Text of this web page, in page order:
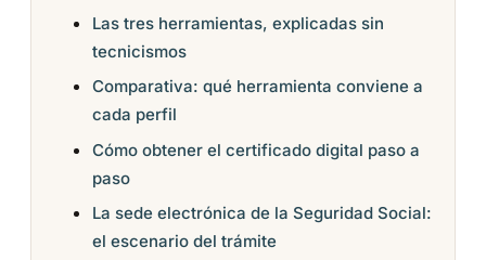
Las tres herramientas, explicadas sin
tecnicismos
Comparativa: qué herramienta conviene a
cada perfil
Cómo obtener el certificado digital paso a
paso
La sede electrónica de la Seguridad Social:
el escenario del trámite